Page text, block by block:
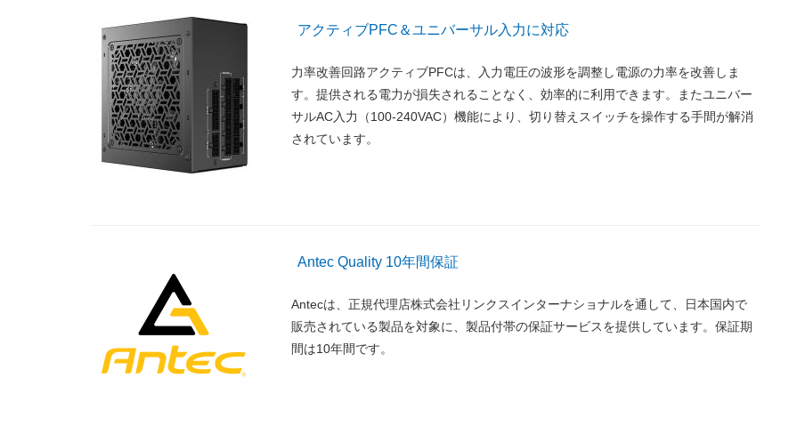
アクティブPFC＆ユニバーサル入力に対応
力率改善回路アクティブPFCは、入力電圧の波形を調整し電源の力率を改善しま
す。提供される電力が損失されることなく、効率的に利用できます。またユニバー
サルAC入力（100-240VAC）機能により、切り替えスイッチを操作する手間が解消
されています。
Antec Quality 10年間保証
Antecは、正規代理店株式会社リンクスインターナショナルを通して、日本国内で
販売されている製品を対象に、製品付帯の保証サービスを提供しています。保証期
間は10年間です。